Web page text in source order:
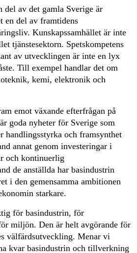
del av det gamla Sverige är
en del av framtidens
Kunskapssamhället är inte
tjänstesektorn. Spetskompetens
av utvecklingen är inte en lyx
Till exempel handlar det om
kemi, elektronik och
emot växande efterfrågan på
goda nyheter för Sverige som
handlingsstyrka och framsynthet
annat genom investeringar i
och kontinuerlig
de anställda har basindustrin
i den gemensamma ambitionen
starkare.
för basindustrin, för
miljön. Den är helt avgörande för
välfärdsutveckling. Menar vi
kvar basindustrin och tillverkning